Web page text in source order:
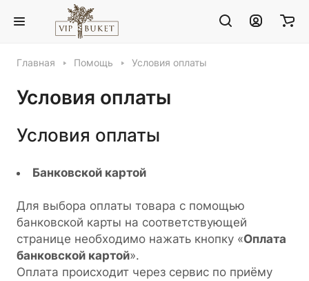
Главная Помощь Условия оплаты
Условия оплаты
Условия оплаты
Банковской картой
Для выбора оплаты товара с помощью
банковской карты на соответствующей
странице необходимо нажать кнопку «Оплата
банковской картой».
Оплата происходит через сервис по приёму